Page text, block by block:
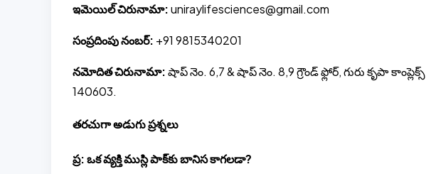
ఇమెయిల్ చిరునామా:uniraylifesciences@gmail.com
సంప్రదింపు నంబర్: +91 9815340201
నమోదిత చిరునామా:షాప్ నెం. 6,7 & షాప్ నెం. 8,9 గ్రౌండ్ ఫ్లోర్, గురు కృపా
140603.
తరచుగా అడుగు ప్రశ్నలు
ప్ర: ఒక వ్యక్తి ముస్లి పాక్‌కు బానిస కాగలడా?